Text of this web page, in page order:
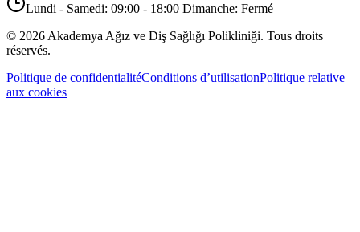
Lundi - Samedi: 09:00 - 18:00 Dimanche: Fermé
© 2026 Akademya Ağız ve Diş Sağlığı Polikliniği. Tous droits
réservés.
Politique de confidentialitéConditions d’utilisationPolitique relative
aux cookies